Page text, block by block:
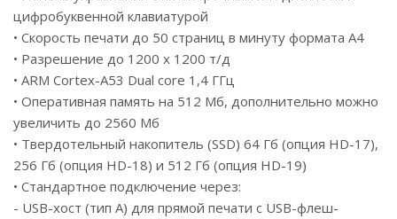
цифробуквенной клавиатурой
• Скорость печати до 50 страниц в минуту формата A4
• Разрешение до 1200 x 1200 т/д
• ARM Cortex-A53 Dual core 1,4 ГГц
• Оперативная память на 512 Мб, дополнительно можно
увеличить до 2560 Мб
• Твердотельный накопитель (SSD) 64 Гб (опция HD-17),
256 Гб (опция HD-18) и 512 Гб (опция HD-19)
• Стандартное подключение через:
- USB-хост (тип A) для прямой печати с USB-флеш-